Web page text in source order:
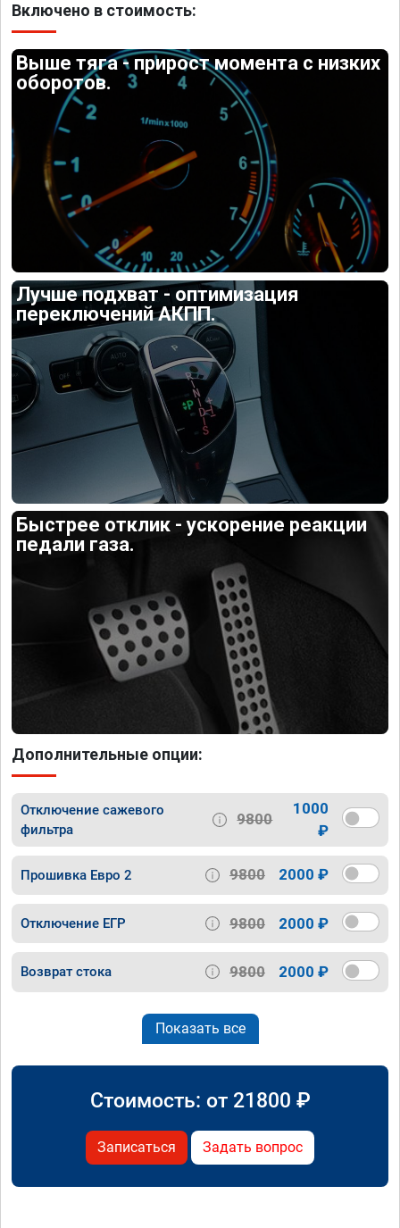
Включено в стоимость:
Выше тяга - прирост момента с низких
оборотов.
Лучше подхват - оптимизация
переключений АКПП.
Быстрее отклик - ускорение реакции
педали газа.
Дополнительные опции:
Отключение сажевого
фильтра
9800
1000
₽
Прошивка Евро 2 9800 2000 ₽
Отключение ЕГР 9800 2000 ₽
Возврат стока 9800 2000 ₽
Показать все
Стоимость: от 21800 ₽
Записаться Задать вопрос